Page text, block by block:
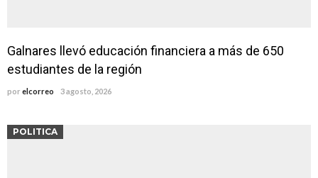
Galnares llevó educación financiera a más de 650
estudiantes de la región
por elcorreo 3 agosto, 2026
POLITICA